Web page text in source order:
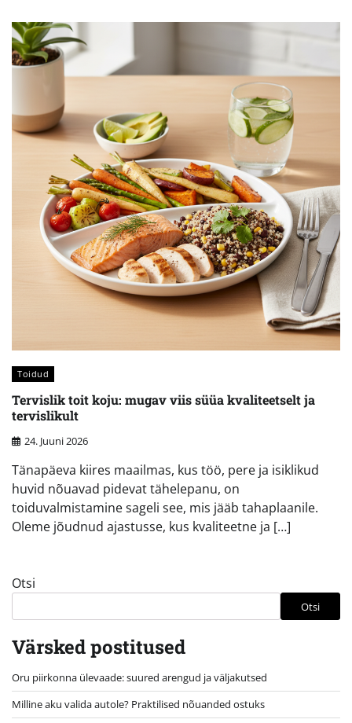
Toidud
Tervislik toit koju: mugav viis süüa kvaliteetselt ja
tervislikult
24. Juuni 2026
Tänapäeva kiires maailmas, kus töö, pere ja isiklikud
huvid nõuavad pidevat tähelepanu, on
toiduvalmistamine sageli see, mis jääb tahaplaanile.
Oleme jõudnud ajastusse, kus kvaliteetne ja […]
Otsi
Otsi
Värsked postitused
Oru piirkonna ülevaade: suured arengud ja väljakutsed
Milline aku valida autole? Praktilised nõuanded ostuks